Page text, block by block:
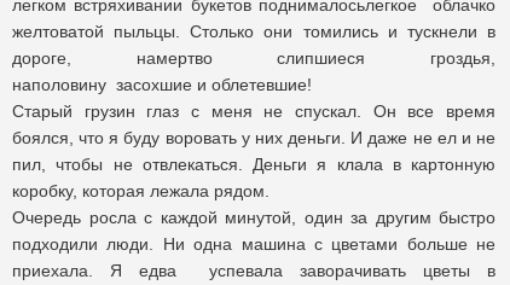
легком встряхивании букетов поднималосьлегкое облачко
желтоватой пыльцы. Столько они томились и тускнели в
дороге, намертво слипшиеся гроздья,
наполовину засохшие и облетевшие!
Старый грузин глаз с меня не спускал. Он все время
боялся, что я буду воровать у них деньги. И даже не ел и не
пил, чтобы не отвлекаться. Деньги я клала в картонную
коробку, которая лежала рядом.
Очередь росла с каждой минутой, один за другим быстро
подходили люди. Ни одна машина с цветами больше не
приехала. Я едва успевала заворачивать цветы в